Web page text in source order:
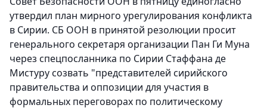
утвердил план мирного урегулирования конфликта
в Сирии. СБ ООН в принятой резолюции просит
генерального секретаря организации Пан Ги Муна
через спецпосланника по Сирии Стаффана де
Мистуру созвать "представителей сирийского
правительства и оппозиции для участия в
формальных переговорах по политическому